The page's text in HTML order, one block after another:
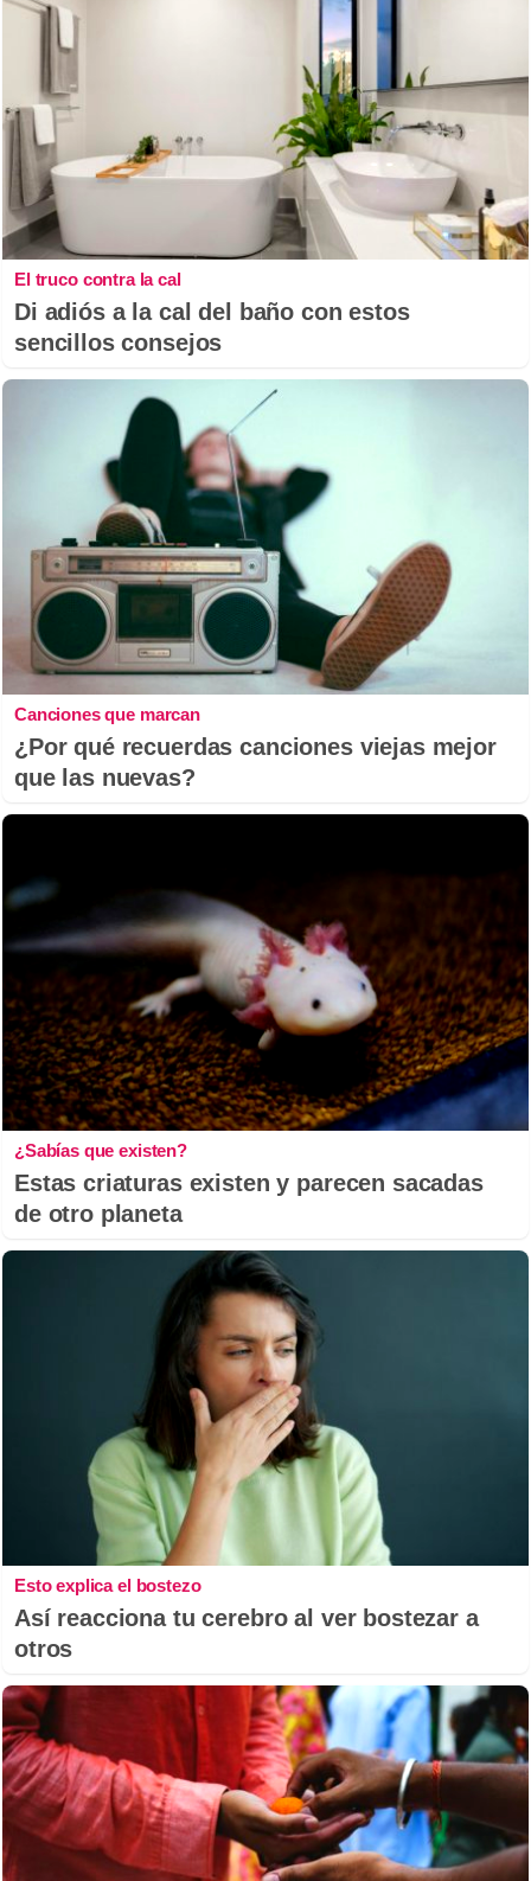
El truco contra la cal
Di adiós a la cal del baño con estos
sencillos consejos
Canciones que marcan
¿Por qué recuerdas canciones viejas mejor
que las nuevas?
¿Sabías que existen?
Estas criaturas existen y parecen sacadas
de otro planeta
Esto explica el bostezo
Así reacciona tu cerebro al ver bostezar a
otros